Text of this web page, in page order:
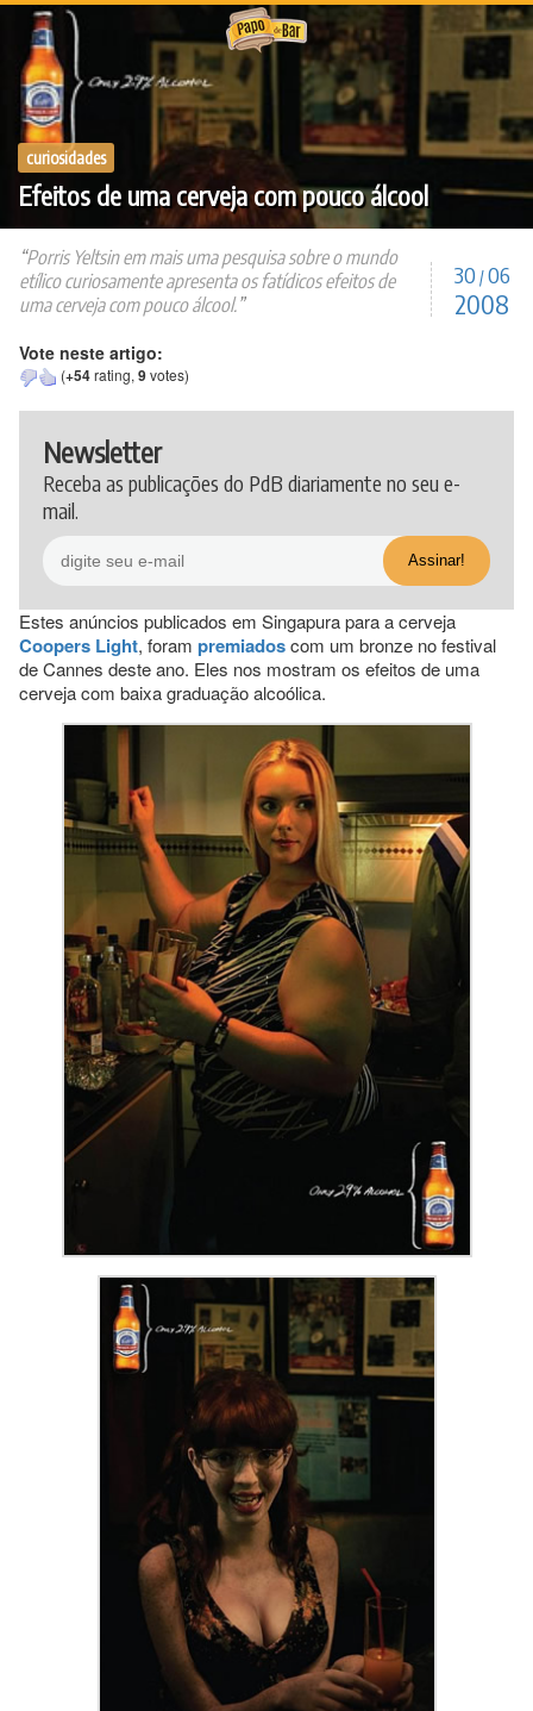
Ir
para
conteúdo
curiosidades
Efeitos de uma cerveja com pouco álcool
30 /06
2008
Porris Yeltsin em mais uma pesquisa sobre o mundo
etílico curiosamente apresenta os fatídicos efeitos de
uma cerveja com pouco álcool.
Vote neste artigo:
(+54rating, 9votes)
Newsletter
Receba as publicações do PdB diariamente no seu e-
mail.
Estes anúncios publicados em Singapura para a cerveja
Coopers Light, foram premiadoscom um bronze no festival
de Cannes deste ano. Eles nos mostram os efeitos de uma
cerveja com baixa graduação alcoólica.